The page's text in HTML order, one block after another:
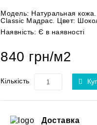
Модель: Натуральная
Classic Мадрас. Цвет:
Наявність: Є в наявності
840 грн/м2
Кількість
Доставка